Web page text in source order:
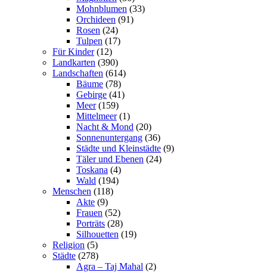
Mohnblumen (33)
Orchideen (91)
Rosen (24)
Tulpen (17)
Für Kinder (12)
Landkarten (390)
Landschaften (614)
Bäume (78)
Gebirge (41)
Meer (159)
Mittelmeer (1)
Nacht & Mond (20)
Sonnenuntergang (36)
Städte und Kleinstädte (9)
Täler und Ebenen (24)
Toskana (4)
Wald (194)
Menschen (118)
Akte (9)
Frauen (52)
Porträts (28)
Silhouetten (19)
Religion (5)
Städte (278)
Agra – Taj Mahal (2)